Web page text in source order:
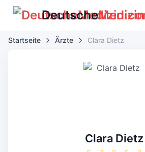
DeutscheMedizin
Startseite Ärzte Clara Dietz
Clara Dietz